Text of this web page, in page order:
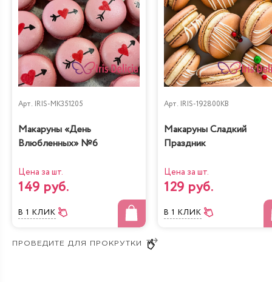
Арт. IRIS-MK351205
Макаруны «День
Влюбленных» №6
Цена за шт.
149 руб.
В 1 КЛИК
Арт. IRIS-192800KB
Макаруны Сладкий
Праздник
Цена за шт.
129 руб.
В 1 КЛИК